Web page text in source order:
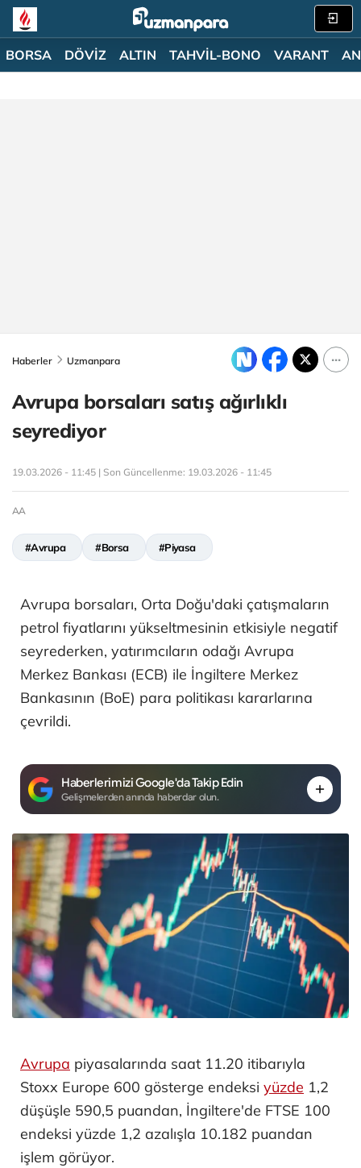
BORSA DÖVİZ ALTIN TAHVİL-BONO VARANT
Haberler Uzmanpara
Avrupa borsaları satış ağırlıklı
seyrediyor
19.03.2026 - 11:45 | Son Güncellenme: 19.03.2026 - 11:45
AA
#Avrupa #Borsa #Piyasa
Avrupa borsaları, Orta Doğu'daki çatışmaların
petrol fiyatlarını yükseltmesinin etkisiyle negatif
seyrederken, yatırımcıların odağı Avrupa
Merkez Bankası (ECB) ile İngiltere Merkez
Bankasının (BoE) para politikası kararlarına
çevrildi.
Haberlerimizi Google'da Takip Edin
Gelişmelerden anında haberdar olun.
Avrupa piyasalarında saat 11.20 itibarıyla
Stoxx Europe 600 gösterge endeksi yüzde 1,2
düşüşle 590,5 puandan, İngiltere'de FTSE 100
endeksi yüzde 1,2 azalışla 10.182 puandan
işlem görüyor.